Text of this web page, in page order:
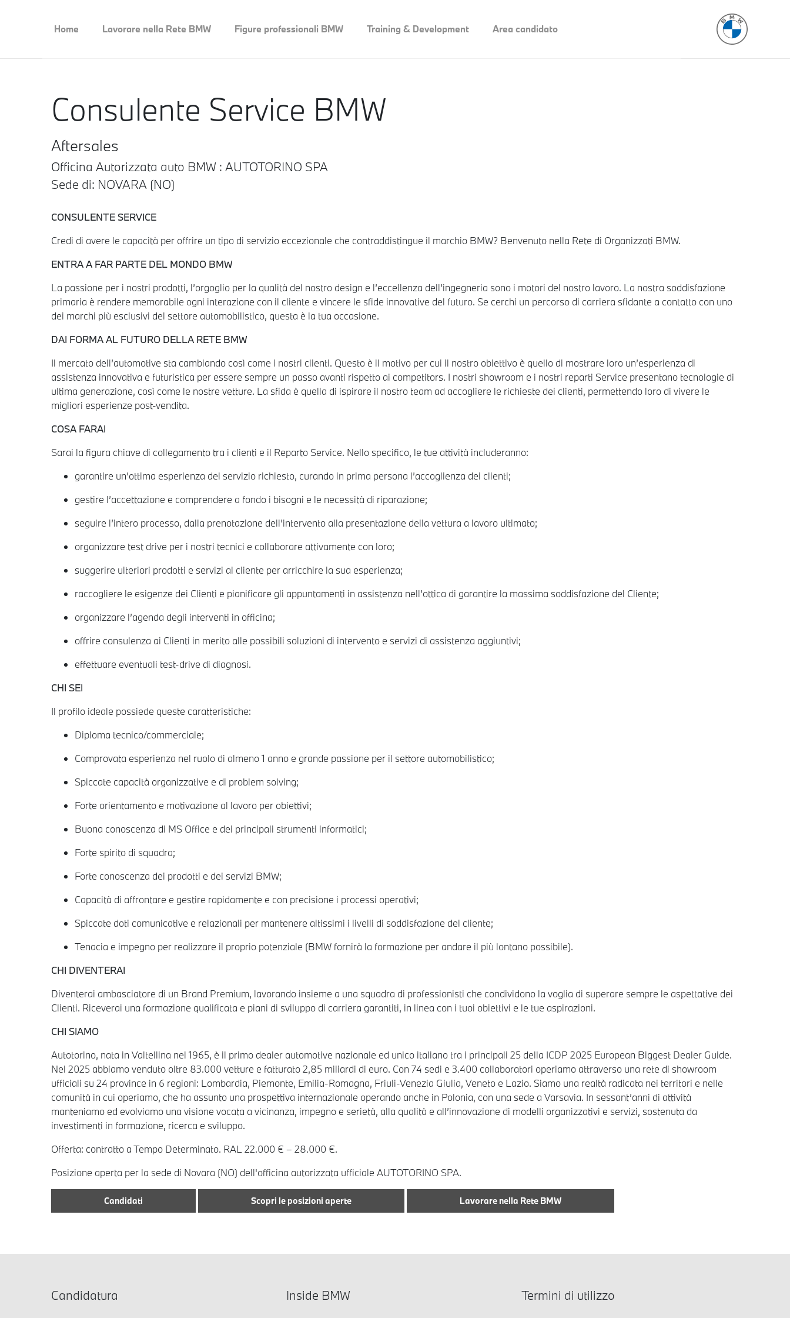
Home Lavorare nella Rete BMW Figure professionali BMW Training & Development Area candidato
Consulente Service BMW
Aftersales
Officina Autorizzata auto BMW : AUTOTORINO SPA
Sede di: NOVARA (NO)
CONSULENTE SERVICE
Credi di avere le capacità per offrire un tipo di servizio eccezionale che contraddistingue il marchio BMW? Benvenuto nella Rete di Organizzati BMW.
ENTRA A FAR PARTE DEL MONDO BMW
La passione per i nostri prodotti, l’orgoglio per la qualità del nostro design e l’eccellenza dell’ingegneria sono i motori del nostro lavoro. La nostra soddisfazione
primaria è rendere memorabile ogni interazione con il cliente e vincere le sfide innovative del futuro. Se cerchi un percorso di carriera sfidante a contatto con uno
dei marchi più esclusivi del settore automobilistico, questa è la tua occasione.
DAI FORMA AL FUTURO DELLA RETE BMW
Il mercato dell’automotive sta cambiando così come i nostri clienti. Questo è il motivo per cui il nostro obiettivo è quello di mostrare loro un’esperienza di
assistenza innovativa e futuristica per essere sempre un passo avanti rispetto ai competitors. I nostri showroom e i nostri reparti Service presentano tecnologie di
ultima generazione, così come le nostre vetture. La sfida è quella di ispirare il nostro team ad accogliere le richieste dei clienti, permettendo loro di vivere le
migliori esperienze post-vendita.
COSA FARAI
Sarai la figura chiave di collegamento tra i clienti e il Reparto Service. Nello specifico, le tue attività includeranno:
garantire un’ottima esperienza del servizio richiesto, curando in prima persona l’accoglienza dei clienti;
gestire l’accettazione e comprendere a fondo i bisogni e le necessità di riparazione;
seguire l’intero processo, dalla prenotazione dell’intervento alla presentazione della vettura a lavoro ultimato;
organizzare test drive per i nostri tecnici e collaborare attivamente con loro;
suggerire ulteriori prodotti e servizi al cliente per arricchire la sua esperienza;
raccogliere le esigenze dei Clienti e pianificare gli appuntamenti in assistenza nell’ottica di garantire la massima soddisfazione del Cliente;
organizzare l’agenda degli interventi in officina;
offrire consulenza ai Clienti in merito alle possibili soluzioni di intervento e servizi di assistenza aggiuntivi;
effettuare eventuali test-drive di diagnosi.
CHI SEI
Il profilo ideale possiede queste caratteristiche:
Diploma tecnico/commerciale;
Comprovata esperienza nel ruolo di almeno 1 anno e grande passione per il settore automobilistico;
Spiccate capacità organizzative e di problem solving;
Forte orientamento e motivazione al lavoro per obiettivi;
Buona conoscenza di MS Office e dei principali strumenti informatici;
Forte spirito di squadra;
Forte conoscenza dei prodotti e dei servizi BMW;
Capacità di affrontare e gestire rapidamente e con precisione i processi operativi;
Spiccate doti comunicative e relazionali per mantenere altissimi i livelli di soddisfazione del cliente;
Tenacia e impegno per realizzare il proprio potenziale (BMW fornirà la formazione per andare il più lontano possibile).
CHI DIVENTERAI
Diventerai ambasciatore di un Brand Premium, lavorando insieme a una squadra di professionisti che condividono la voglia di superare sempre le aspettative dei
Clienti. Riceverai una formazione qualificata e piani di sviluppo di carriera garantiti, in linea con i tuoi obiettivi e le tue aspirazioni.
CHI SIAMO
Autotorino, nata in Valtellina nel 1965, è il primo dealer automotive nazionale ed unico italiano tra i principali 25 della ICDP 2025 European Biggest Dealer Guide.
Nel 2025 abbiamo venduto oltre 83.000 vetture e fatturato 2,85 miliardi di euro. Con 74 sedi e 3.400 collaboratori operiamo attraverso una rete di showroom
ufficiali su 24 province in 6 regioni: Lombardia, Piemonte, Emilia-Romagna, Friuli-Venezia Giulia, Veneto e Lazio. Siamo una realtà radicata nei territori e nelle
comunità in cui operiamo, che ha assunto una prospettiva internazionale operando anche in Polonia, con una sede a Varsavia. In sessant’anni di attività
manteniamo ed evolviamo una visione vocata a vicinanza, impegno e serietà, alla qualità e all’innovazione di modelli organizzativi e servizi, sostenuta da
investimenti in formazione, ricerca e sviluppo.
Offerta: contratto a Tempo Determinato. RAL 22.000 € – 28.000 €.
Posizione aperta per la sede di Novara (NO) dell'officina autorizzata ufficiale AUTOTORINO SPA.
Candidati Scopri le posizioni aperte Lavorare nella Rete BMW
Candidatura Inside BMW Termini di utilizzo